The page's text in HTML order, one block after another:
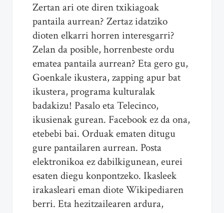
Zertan ari ote diren txikiagoak
pantaila aurrean? Zertaz idatziko
dioten elkarri horren interesgarri?
Zelan da posible, horrenbeste ordu
ematea pantaila aurrean? Eta gero gu,
Goenkale ikustera, zapping apur bat
ikustera, programa kulturalak
badakizu! Pasalo eta Telecinco,
ikusienak gurean. Facebook ez da ona,
etebebi bai. Orduak ematen ditugu
gure pantailaren aurrean. Posta
elektronikoa ez dabilkigunean, eurei
esaten diegu konpontzeko. Ikasleek
irakasleari eman diote Wikipediaren
berri. Eta hezitzailearen ardura,